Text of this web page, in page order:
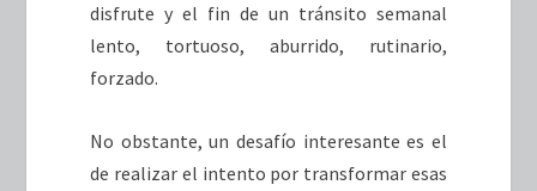
disfrute y el fin de un tránsito semanal
lento, tortuoso, aburrido, rutinario,
forzado.
No obstante, un desafío interesante es el
de realizar el intento por transformar esas